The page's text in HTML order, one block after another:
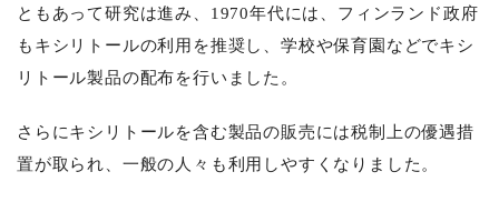
ともあって研究は進み、 1970年代には、フィンランド政府
もキシリトールの利用を推奨し、学校や保育園などでキシ
リトール製品の配布を行いました。
さらにキシリトールを含む製品の販売には税制上の優遇措
置が取られ、一般の人々も利用しやすくなりました。